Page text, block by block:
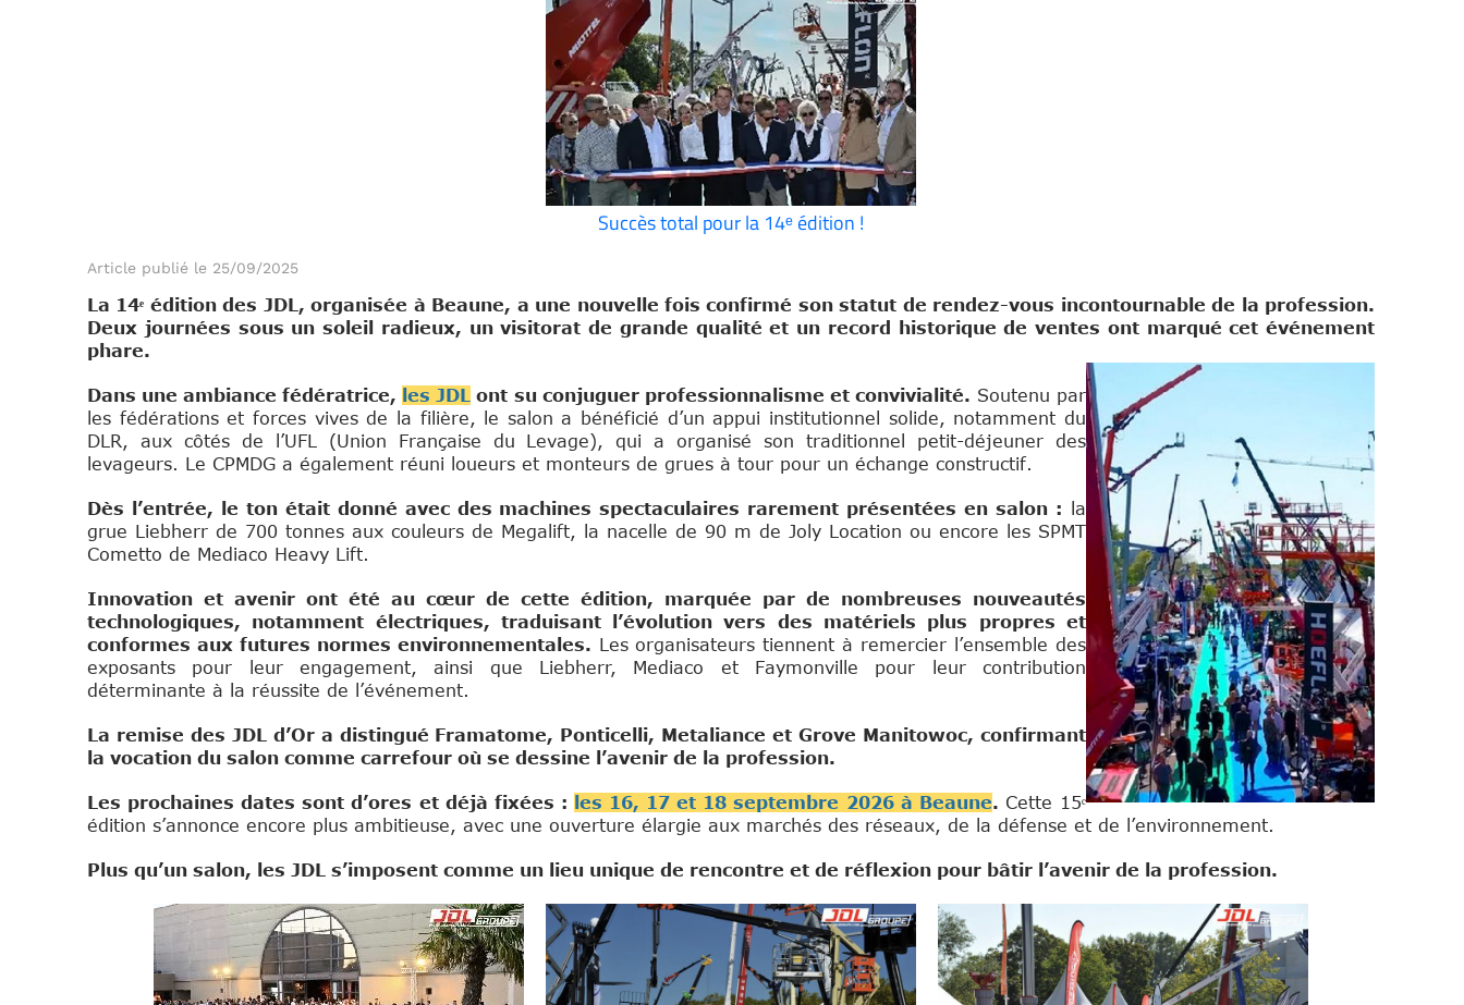
Succès total pour la 14ᵉ édition !
Article publié le 25/09/2025
La 14ᵉ édition des JDL, organisée à Beaune, a une nouvelle fois confirmé son statut de rendez-vous incontournable de la profession.
Deux journées sous un soleil radieux, un visitorat de grande qualité et un record historique de ventes ont marqué cet événement
phare.
Dans une ambiance fédératrice, les JDL ont su conjuguer professionnalisme et convivialité. Soutenu par
les fédérations et forces vives de la filière, le salon a bénéficié d’un appui institutionnel solide, notamment du
DLR, aux côtés de l’UFL (Union Française du Levage), qui a organisé son traditionnel petit-déjeuner des
levageurs. Le CPMDG a également réuni loueurs et monteurs de grues à tour pour un échange constructif.
Dès l’entrée, le ton était donné avec des machines spectaculaires rarement présentées en salon : la
grue Liebherr de 700 tonnes aux couleurs de Megalift, la nacelle de 90 m de Joly Location ou encore les SPMT
Cometto de Mediaco Heavy Lift.
Innovation et avenir ont été au cœur de cette édition, marquée par de nombreuses nouveautés
technologiques, notamment électriques, traduisant l’évolution vers des matériels plus propres et
conformes aux futures normes environnementales. Les organisateurs tiennent à remercier l’ensemble des
exposants pour leur engagement, ainsi que Liebherr, Mediaco et Faymonville pour leur contribution
déterminante à la réussite de l’événement.
La remise des JDL d’Or a distingué Framatome, Ponticelli, Metaliance et Grove Manitowoc, confirmant
la vocation du salon comme carrefour où se dessine l’avenir de la profession.
Les prochaines dates sont d’ores et déjà fixées : les 16, 17 et 18 septembre 2026 à Beaune. Cette 15ᵉ
édition s’annonce encore plus ambitieuse, avec une ouverture élargie aux marchés des réseaux, de la défense et de l’environnement.
Plus qu’un salon, les JDL s’imposent comme un lieu unique de rencontre et de réflexion pour bâtir l’avenir de la profession.